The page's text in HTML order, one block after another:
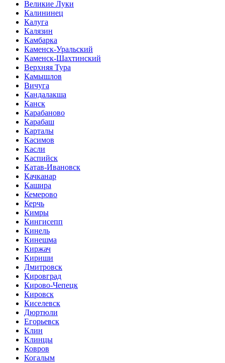
Великие Луки
Калининец
Калуга
Калязин
Камбарка
Каменск-Уральский
Каменск-Шахтинский
Верхняя Тура
Камышлов
Вичуга
Кандалакша
Канск
Карабаново
Карабаш
Карталы
Касимов
Касли
Каспийск
Катав-Ивановск
Качканар
Кашира
Кемерово
Керчь
Кимры
Кингисепп
Кинель
Кинешма
Киржач
Кириши
Дмитровск
Кировград
Кирово-Чепецк
Кировск
Киселевск
Дюртюли
Егорьевск
Клин
Клинцы
Ковров
Когалым